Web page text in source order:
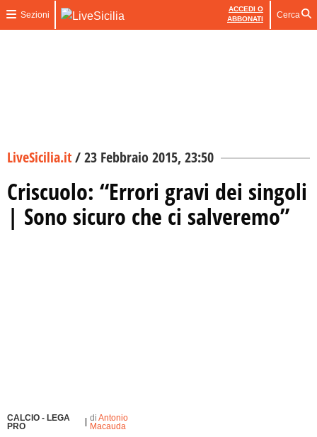
Sezioni
ACCEDI O
ABBONATI
Cerca
LiveSicilia.it/23 Febbraio 2015, 23:50
Criscuolo: “Errori gravi dei singoli
| Sono sicuro che ci salveremo”
CALCIO - LEGA
PRO
diAntonio
Macauda